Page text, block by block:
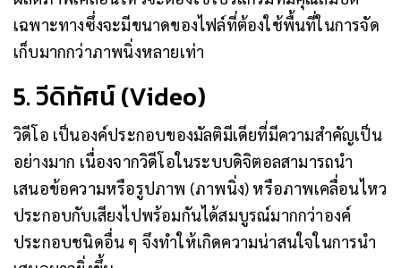
เฉพาะทางซึ่งจะมีขนาดของไฟล์ที่ต้องใช้พื้นที่ในการจัด
เก็บมากกว่าภาพนิ่งหลายเท่า
5. วีดิทัศน์ (Video)
วิดีโอ เป็นองค์ประกอบของมัลติมีเดียที่มีความสำคัญเป็น
อย่างมาก เนื่องจากวิดีโอในระบบดิจิตอลสามารถนำ
เสนอข้อความหรือรูปภาพ (ภาพนิ่ง) หรือภาพเคลื่อนไหว
ประกอบกับเสียงไปพร้อมกันได้สมบูรณ์มากกว่าองค์
ประกอบชนิดอื่น ๆ จึงทำให้เกิดความน่าสนใจในการนำ